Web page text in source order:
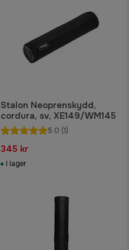
Stalon Neoprenskydd,
cordura, sv, XE149/WM145
5.0 (1)
345 kr
I lager